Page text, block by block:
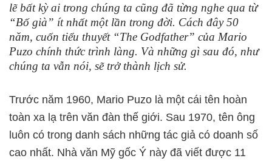
lẽ bất kỳ ai trong chúng ta cũng đã từng nghe qua từ
“Bố già” ít nhất một lần trong đời. Cách đây 50
năm, cuốn tiểu thuyết “The Godfather” của Mario
Puzo chính thức trình làng. Và những gì sau đó, như
chúng ta vẫn nói, sẽ trở thành lịch sử.
Trước năm 1960, Mario Puzo là một cái tên hoàn
toàn xa lạ trên văn đàn thế giới. Sau 1970, tên ông
luôn có trong danh sách những tác giả có doanh số
cao nhất. Nhà văn Mỹ gốc Ý này đã viết được 11